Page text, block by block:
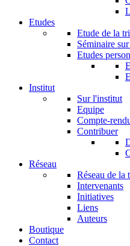
Etudes
Etude de la
Séminaire
Etudes
Institut
Sur l'institut
Equipe
Compte-
Contribuer
Réseau
Réseau de la
Intervenants
Initiatives
Liens
Auteurs
Boutique
Contact